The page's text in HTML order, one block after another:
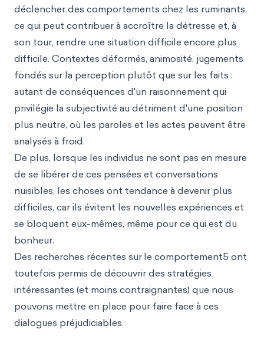
déclencher des comportements chez les ruminants,
ce qui peut contribuer à accroître la détresse et, à
son tour, rendre une situation difficile encore plus
difficile. Contextes déformés, animosité, jugements
fondés sur la perception plutôt que sur les faits :
autant de conséquences d'un raisonnement qui
privilégie la subjectivité au détriment d'une position
plus neutre, où les paroles et les actes peuvent être
analysés à froid.
De plus, lorsque les individus ne sont pas en mesure
de se libérer de ces pensées et conversations
nuisibles, les choses ont tendance à devenir plus
difficiles, car ils évitent les nouvelles expériences et
se bloquent eux-mêmes, même pour ce qui est du
bonheur.
Des recherches récentes surle comportement5 ont
toutefois permis de découvrir des stratégies
intéressantes (et moins contraignantes) que nous
pouvons mettre en place pour faire face à ces
dialogues préjudiciables.